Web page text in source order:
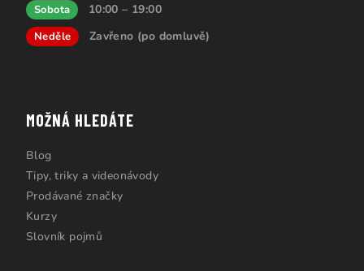
Sobota 10:00 – 19:00
Neděle Zavřeno (po domluvě)
MOŽNÁ HLEDÁTE
Blog
Tipy, triky a videonávody
Prodávané značky
Kurzy
Slovník pojmů